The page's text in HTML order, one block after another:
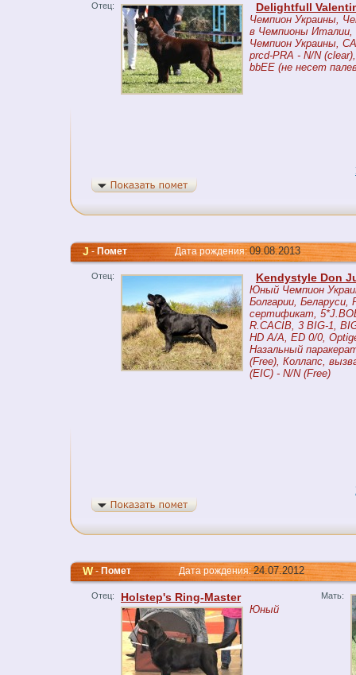
Отец: Delightfull
Чемпион Украины,
в Чемпионы Италии,
Чемпион Украины,
prcd-PRA - N/N
bbEE (не несет
J- ПометДата рождения:09.08.2013
Отец: Kendystyle Don
Юный Чемпион
Болгарии, Беларуси,
сертификат,
R.CACIB, 3 BIG-1,
HD A/A, ED 0/0,
Назальный
(Free), Коллапс,
(EIC) - N/N (Free)
W-ПометДата рождения:24.07.2012
Отец: Holstep's Ring-Master
Юный
Мать: